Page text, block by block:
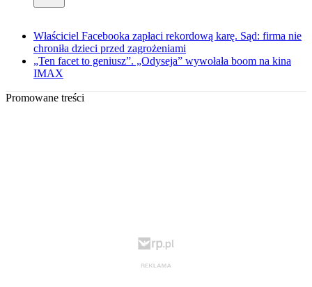
Właściciel Facebooka zapłaci rekordową karę. Sąd: firma nie
chroniła dzieci przed zagrożeniami
„Ten facet to geniusz”. „Odyseja” wywołała boom na kina
IMAX
Promowane treści